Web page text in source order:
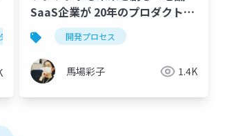
クトディスカバリー product manager
SaaS企業が 20年のプロダクト運
用を超えて、 次のプロダクトビ
ジョン探索の旅をしている話
開発プロセス
馬場彩子 1.4K